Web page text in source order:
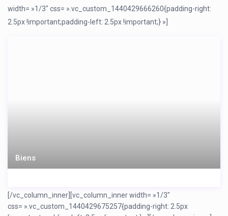
width= »1/3″ css= ».vc_custom_1440429666260{padding-right:
2.5px !important;padding-left: 2.5px !important;} »]
Biens
[/vc_column_inner][vc_column_inner width= »1/3″
css= ».vc_custom_1440429675257{padding-right: 2.5px